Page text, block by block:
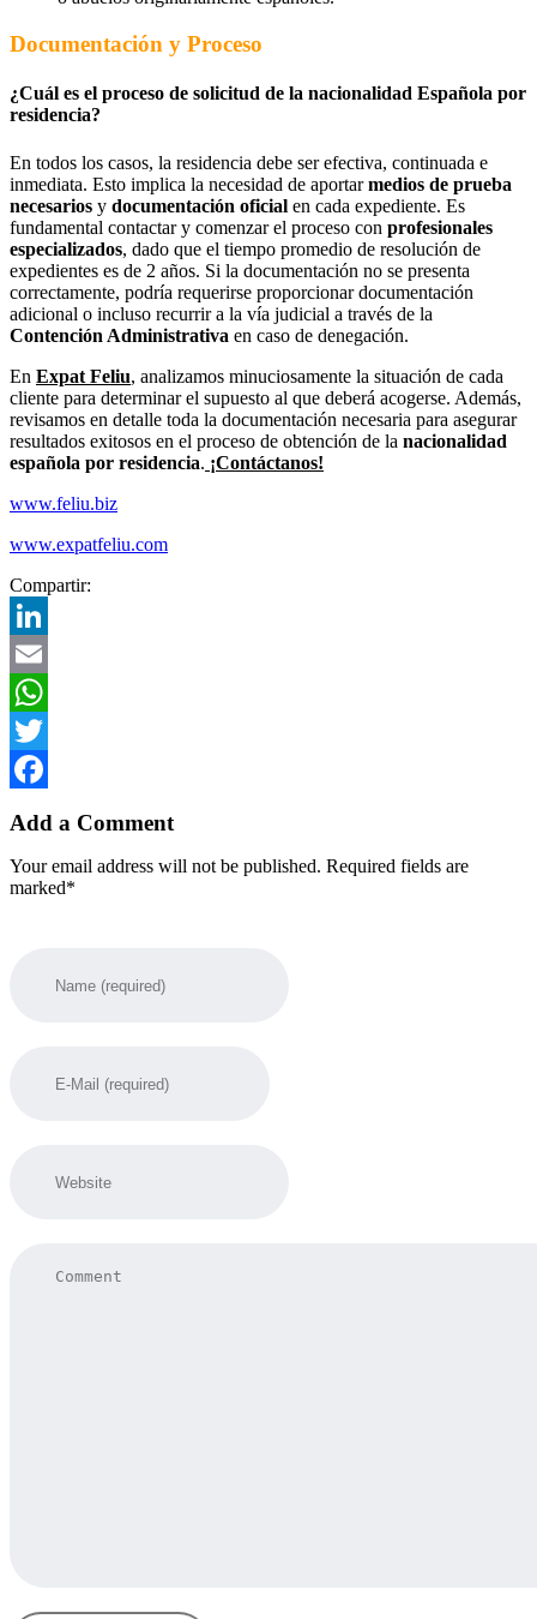
Documentación y Proceso
¿Cuál es el proceso de solicitud de la nacionalidad Española por
residencia?
En todos los casos, la residencia debe ser efectiva, continuada e
inmediata. Esto implica la necesidad de aportarmedios de prueba
necesarios y documentación oficial en cada expediente. Es
fundamental contactar y comenzar el proceso con profesionales
especializados, dado que el tiempo promedio de resolución de
expedientes es de 2 años. Si la documentación no se presenta
correctamente, podría requerirse proporcionar documentación
adicional o incluso recurrir a la vía judicial a través de la
Contención Administrativa en caso de denegación.
En Expat Feliu, analizamos minuciosamente la situación de cada
cliente para determinar el supuesto al que deberá acogerse. Además,
revisamos en detalle toda la documentación necesaria para asegurar
resultados exitosos en el proceso de obtención de la nacionalidad
española por residencia. ¡Contáctanos!
www.feliu.biz
www.expatfeliu.com
Compartir:
LinkedIn
Email
WhatsApp
Twitter
Add a Comment
Your email address will not be published. Required fields are
marked*